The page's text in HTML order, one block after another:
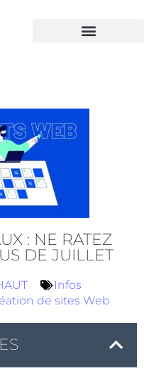
: NE RATEZ
DE JUILLET
Infos
de sites Web